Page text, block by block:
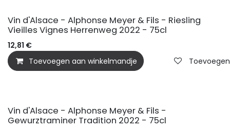
Vin d'Alsace - Alphonse Meyer & Fils - Riesling
Vieilles Vignes Herrenweg 2022 - 75cl
12,81 €
Toevoegen aan winkelmandje
Vin d'Alsace - Alphonse Meyer & Fils -
Gewurztraminer Tradition 2022 - 75cl